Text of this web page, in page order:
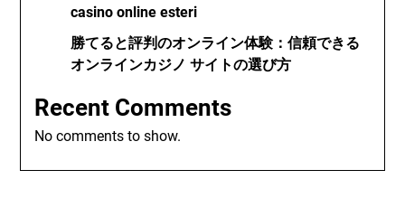
casino online esteri
勝てると評判のオンライン体験：信頼できる
オンラインカジノ サイトの選び方
Recent Comments
No comments to show.